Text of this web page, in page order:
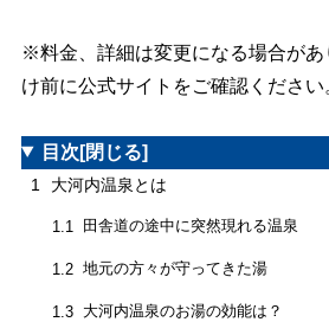
※料金、詳細は変更になる場合が
け前に公式サイトをご確認ください
目次 [閉じる]
1 大河内温泉とは
1.1 田舎道の途中に突然現れる温泉
1.2 地元の方々が守ってきた湯
1.3 大河内温泉のお湯の効能は？